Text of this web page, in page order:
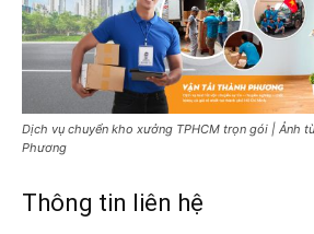
Dịch vụ chuyển kho xưởng TPHCM trọn gói | Ảnh
Phương
Thông tin liên hệ